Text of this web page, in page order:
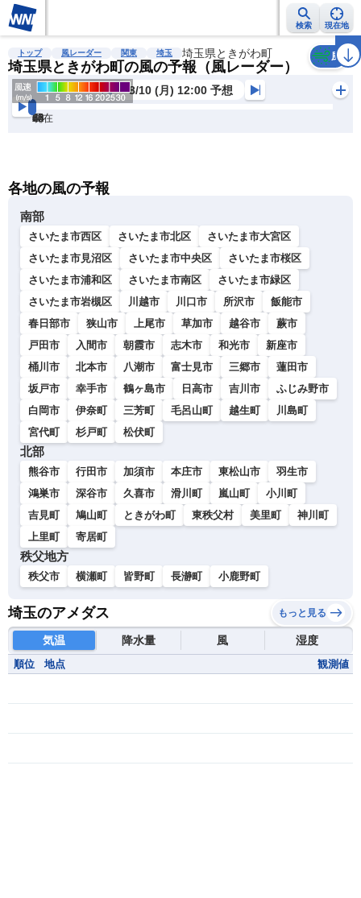
検索 現在地
雨雲レーダー 台風情報 地震情報 警報・注意報 2週間天気 ラ
トップ 風レーダー 関東 埼玉 埼玉県ときがわ町
埼玉県ときがわ町の風の予報（風レーダー）
風
8/10 (月) 12:00 予想
現在
6h
12
24
36
48
60
72
各地の風の予報
南部
さいたま市西区 さいたま市北区
さいたま市大宮区
さいたま市見沼区
さいたま市中央区
さいたま市桜区
さいたま市浦和区
さいたま市南区
さいたま市緑区
さいたま市岩槻区
川越市 川口市 所沢市
飯能市
春日部市
狭山市 上尾市 草加市 越谷市
蕨市
戸田市
入間市 朝霞市 志木市 和光市
新座市
桶川市
北本市 八潮市 富士見市 三郷市
蓮田市
坂戸市
幸手市 鶴ヶ島市 日高市 吉川市
ふじみ野市
白岡市
伊奈町 三芳町 毛呂山町 越生町
川島町
宮代町
杉戸町 松伏町
北部
熊谷市 行田市 加須市 本庄市 東松山市
羽生市
鴻巣市
深谷市 久喜市 滑川町 嵐山町
小川町
吉見町
鳩山町 ときがわ町 東秩父村 美里町
神川町
上里町
寄居町
秩父地方
秩父市 横瀬町 皆野町 長瀞町 小鹿野町
埼玉のアメダス もっと見る
気温 降水量 風 湿度
順位 地点 観測値